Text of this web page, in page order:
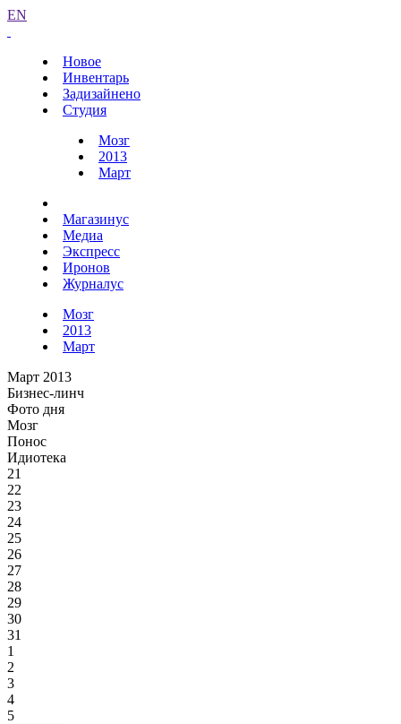
EN
Новое
Инвентарь
Задизайнено
Студия
Мозг
2013
Март
Магазинус
Медиа
Экспресс
Иронов
Журналус
Мозг
2013
Март
Март 2013
Бизнес-линч
Фото дня
Мозг
Понос
Идиотека
21
22
23
24
25
26
27
28
29
30
31
1
2
3
4
5